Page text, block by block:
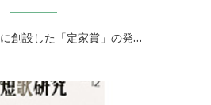
創設した「定家賞」の発…